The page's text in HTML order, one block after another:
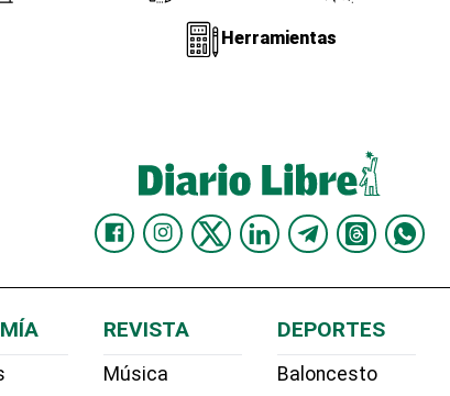
Herramientas
REVISTA
Música
DEPORTES
Baloncesto